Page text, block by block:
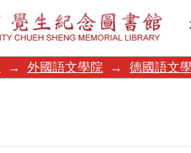
→ 外國語文學院 → 德國語文